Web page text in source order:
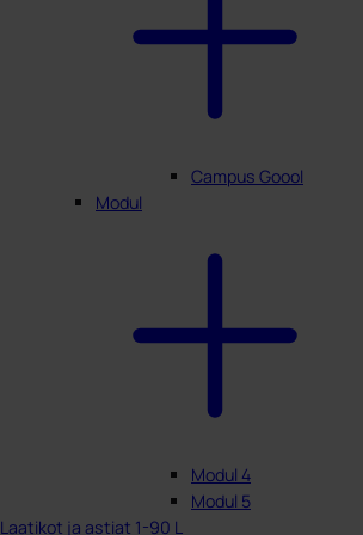
Campus Goool
Modul
Modul 4
Modul 5
Laatikot ja astiat 1-90 L